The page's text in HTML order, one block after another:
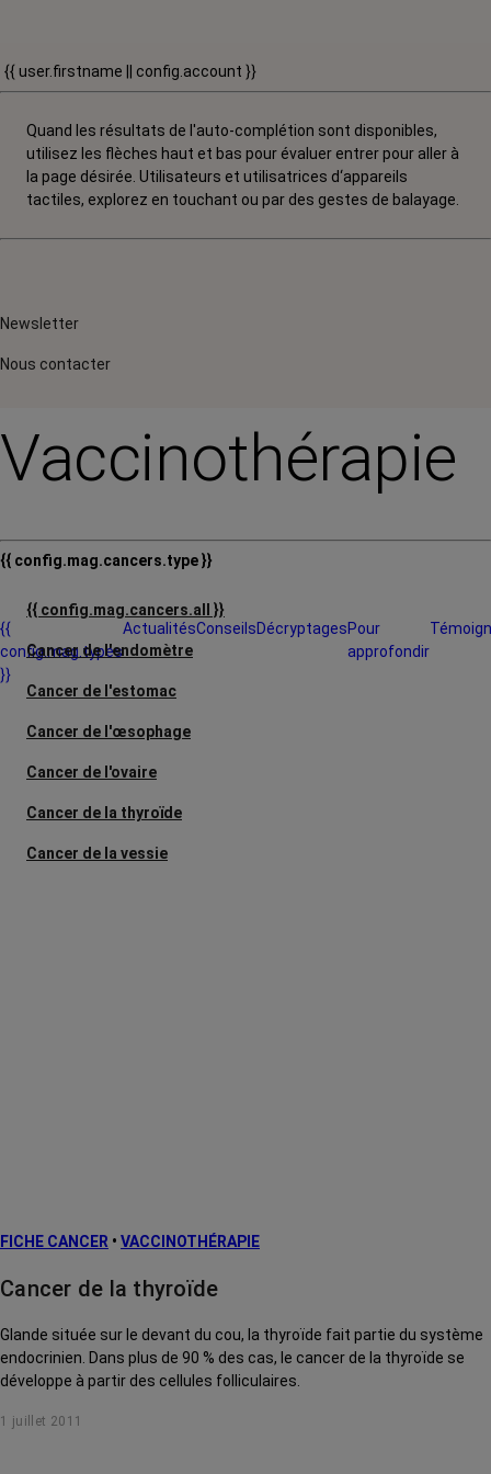
{{ user.firstname || config.account }}
Quand les résultats de l'auto-complétion sont disponibles,
utilisez les flèches haut et bas pour évaluer entrer pour aller à
la page désirée. Utilisateurs et utilisatrices d‘appareils
tactiles, explorez en touchant ou par des gestes de balayage.
Newsletter
Nous contacter
Vaccinothérapie
{{ config.mag.cancers.type }}
{{ config.mag.cancers.all }}
Cancer de l'endomètre
Cancer de l'estomac
Cancer de l'œsophage
Cancer de l'ovaire
Cancer de la thyroïde
Cancer de la vessie
Cancer du sein
Leucémie aiguë de l'adulte
Leucémie myéloïde chronique
{{
config.mag.types
}}
ActualitésConseilsDécryptagesPour
approfondir
FICHE CANCER • VACCINOTHÉRAPIE
Cancer de la thyroïde
Glande située sur le devant du cou, la thyroïde fait partie du système
endocrinien. Dans plus de 90 % des cas, le cancer de la thyroïde se
développe à partir des cellules folliculaires.
1 juillet 2011